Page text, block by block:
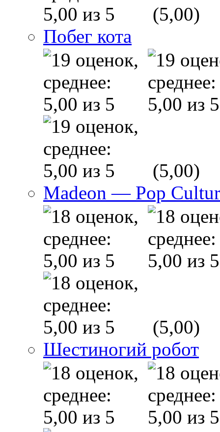
(5,00)
Побег кота
(5,00)
Madeon — Pop
(5,00)
Шестиногий робот